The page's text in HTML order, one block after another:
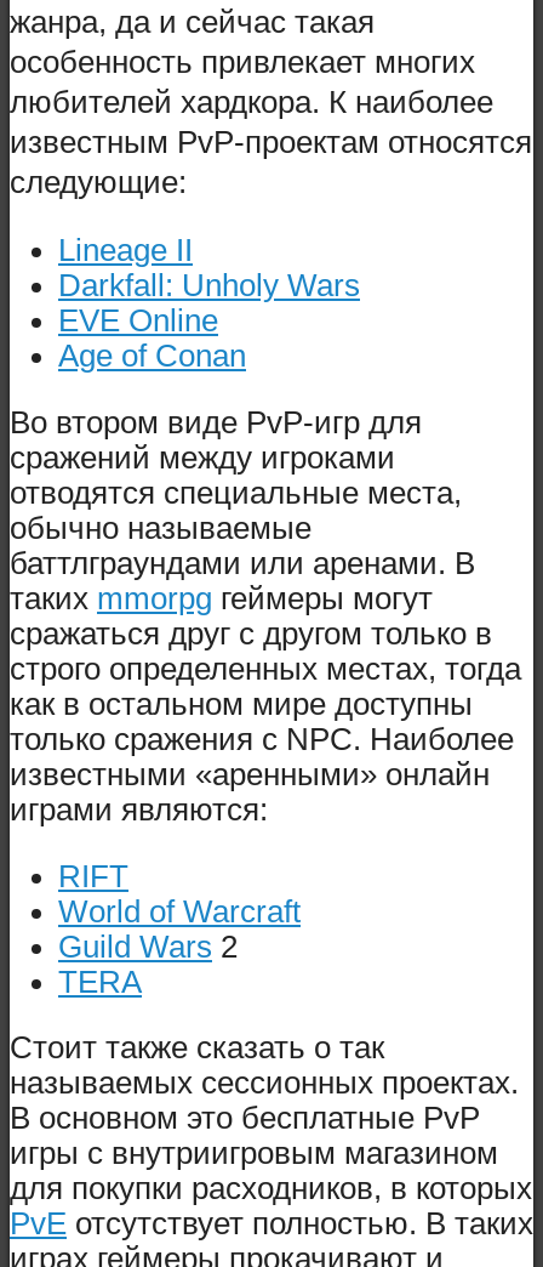
жанра, да и сейчас такая
особенность привлекает многих
любителей хардкора. К наиболее
известным PvP-проектам относятся
следующие:
Lineage II
Darkfall: Unholy Wars
EVE Online
Age of Conan
Во втором виде PvP-игр для
сражений между игроками
отводятся специальные места,
обычно называемые
баттлграундами или аренами. В
таких mmorpg геймеры могут
сражаться друг с другом только в
строго определенных местах, тогда
как в остальном мире доступны
только сражения с NPC. Наиболее
известными «аренными» онлайн
играми являются:
RIFT
World of Warcraft
Guild Wars 2
TERA
Стоит также сказать о так
называемых сессионных проектах.
В основном это бесплатные PvP
игры с внутриигровым магазином
для покупки расходников, в которых
PvE отсутствует полностью. В таких
играх геймеры прокачивают и